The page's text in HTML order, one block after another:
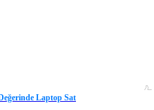
Laptop Sat